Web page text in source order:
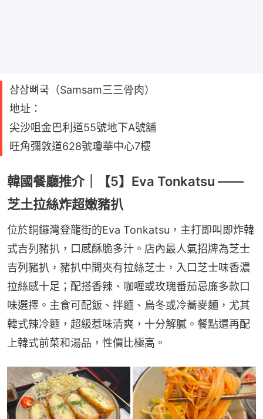
삼삼뼈국（Samsam三三骨肉）
地址：
尖沙咀金巴利道55號地下A號舖
旺角彌敦道628號瓊華中心7樓
韓國餐廳推介｜【5】Eva Tonkatsu ——
芝土拉絲炸超嫩豬扒
位於銅鑼灣登龍街的Eva Tonkatsu，主打即叫即炸韓
式吉列豬扒，口感酥脆多汁。店內最人氣招牌為芝士
吉列豬扒，豬扒中間夾有拉絲芝士，入口芝士味香濃
拉絲感十足；配搭香辣、咖喱或玫瑰番茄忌廉多款口
味選擇。主食可配飯、拌麵、烏冬或冷蕎麥麵，尤其
韓式辣冷麵，超級惹味清爽，十分解膩。餐點還再配
上韓式前菜和湯品，性價比極高。